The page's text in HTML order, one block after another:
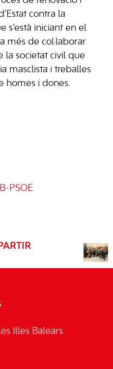
contra la
s’està iniciant en el
més de col·laborar
la societat civil que
masclista i treballes
homes i dones.
PSOE
Illes Balears